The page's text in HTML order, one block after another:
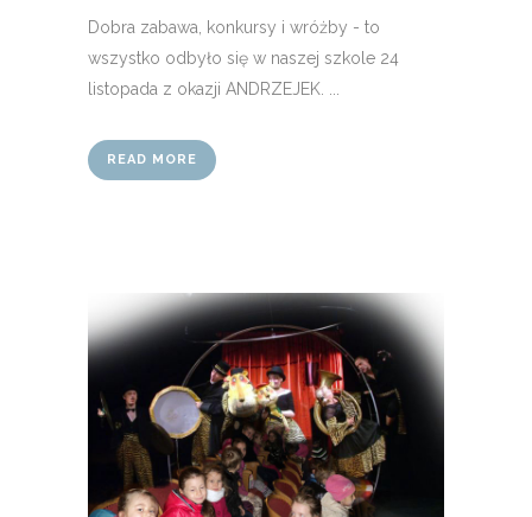
Dobra zabawa, konkursy i wróżby - to
wszystko odbyło się w naszej szkole 24
listopada z okazji ANDRZEJEK. ...
READ MORE